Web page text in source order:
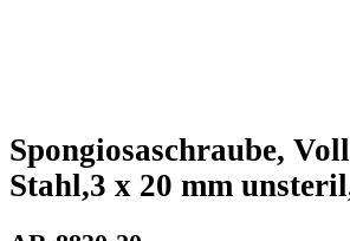
Spongiosaschraube,
Stahl,3 x 20 mm